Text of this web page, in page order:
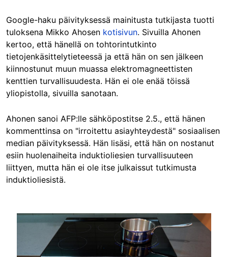
Google-haku päivityksessä mainitusta tutkijasta tuotti
tuloksena Mikko Ahosen kotisivun. Sivuilla Ahonen
kertoo, että hänellä on tohtorintutkinto
tietojenkäsittelytieteessä ja että hän on sen jälkeen
kiinnostunut muun muassa elektromagneettisten
kenttien turvallisuudesta. Hän ei ole enää töissä
yliopistolla, sivuilla sanotaan.
Ahonen sanoi AFP:lle sähköpostitse 2.5., että hänen
kommenttinsa on "irroitettu asiayhteydestä" sosiaalisen
median päivityksessä. Hän lisäsi, että hän on nostanut
esiin huolenaiheita induktioliesien turvallisuuteen
liittyen, mutta hän ei ole itse julkaissut tutkimusta
induktioliesistä.